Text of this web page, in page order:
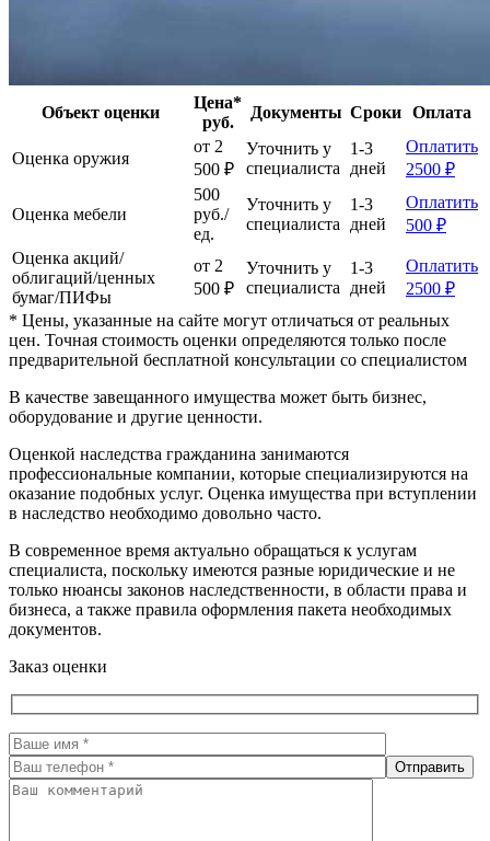
Объект оценки
Цена*
руб.
Документы Сроки Оплата
Оценка оружия
от 2
500 ₽
Уточнить у
специалиста
1-3
дней
Оплатить
2500 ₽
Оценка мебели
500
руб./
ед.
Уточнить у
специалиста
1-3
дней
Оплатить
500 ₽
Оценка акций/
облигаций/ценных
бумаг/ПИФы
от 2
500 ₽
Уточнить у
специалиста
1-3
дней
Оплатить
2500 ₽
* Цены, указанные на сайте могут отличаться от реальных
цен. Точная стоимость оценки определяются только после
предварительной бесплатной консультации со специалистом
В качестве завещанного имущества может быть бизнес,
оборудование и другие ценности.
Оценкой наследства гражданина занимаются
профессиональные компании, которые специализируются на
оказание подобных услуг. Оценка имущества при вступлении
в наследство необходимо довольно часто.
В современное время актуально обращаться к услугам
специалиста, поскольку имеются разные юридические и не
только нюансы законов наследственности, в области права и
бизнеса, а также правила оформления пакета необходимых
документов.
Заказ оценки